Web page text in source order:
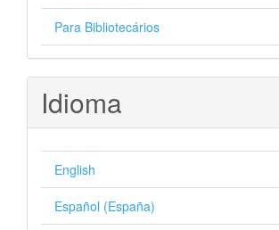
Para Bibliotecários
Idioma
English
Español (España)